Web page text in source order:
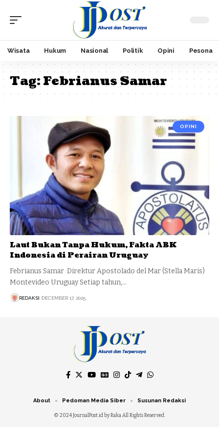
Wisata Hukum Nasional Politik Opini Pesona
Tag:Febrianus Samar
OPINI
Laut Bukan Tanpa Hukum, Fakta ABK
Indonesia di Perairan Uruguay
Febrianus Samar Direktur Apostolado del Mar (Stella Maris)
Montevideo Uruguay Setiap tahun,…
REDAKSI DECEMBER 17, 2025
© 2024 JournalPost.id by Raka All Rights Reserved.
About Pedoman Media Siber Susunan Redaksi